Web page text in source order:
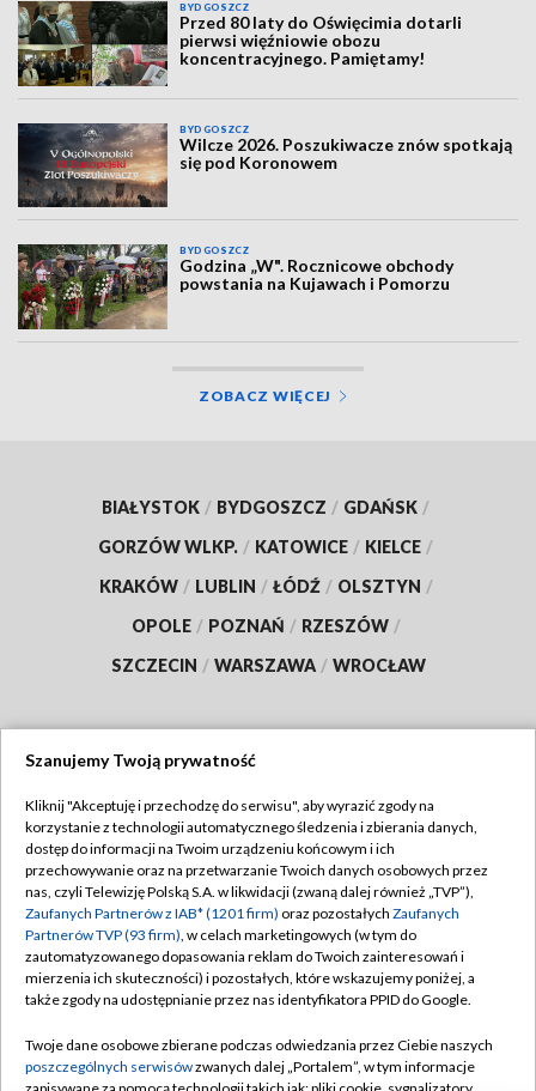
BYDGOSZCZ
Przed 80 laty do Oświęcimia dotarli
pierwsi więźniowie obozu
koncentracyjnego. Pamiętamy!
BYDGOSZCZ
Wilcze 2026. Poszukiwacze znów spotkają
się pod Koronowem
BYDGOSZCZ
Godzina „W". Rocznicowe obchody
powstania na Kujawach i Pomorzu
ZOBACZ WIĘCEJ
BIAŁYSTOK / BYDGOSZCZ / GDAŃSK /
GORZÓW WLKP. / KATOWICE / KIELCE /
KRAKÓW / LUBLIN / ŁÓDŹ / OLSZTYN /
OPOLE / POZNAŃ / RZESZÓW /
SZCZECIN / WARSZAWA / WROCŁAW
TVP
Abonament TVP
Emisja w TVP
Centrum informacji TVP
Naziemna Telewizja Cyfrowa
Rada Programowa
Regulamin TVP
Polityka prywatności
Moje zgody
Pomoc
Kontakt
Szanujemy Twoją prywatność
Kliknij "Akceptuję i przechodzę do serwisu", aby wyrazić zgody na
korzystanie z technologii automatycznego śledzenia i zbierania danych,
dostęp do informacji na Twoim urządzeniu końcowym i ich
przechowywanie oraz na przetwarzanie Twoich danych osobowych przez
nas, czyli Telewizję Polską S.A. w likwidacji (zwaną dalej również „TVP”),
Zaufanych Partnerów z IAB* (1201 firm) oraz pozostałych Zaufanych
Partnerów TVP (93 firm), w celach marketingowych (w tym do
zautomatyzowanego dopasowania reklam do Twoich zainteresowań i
mierzenia ich skuteczności) i pozostałych, które wskazujemy poniżej, a
także zgody na udostępnianie przez nas identyfikatora PPID do Google.
Twoje dane osobowe zbierane podczas odwiedzania przez Ciebie naszych
poszczególnych serwisówzwanych dalej „Portalem”, w tym informacje